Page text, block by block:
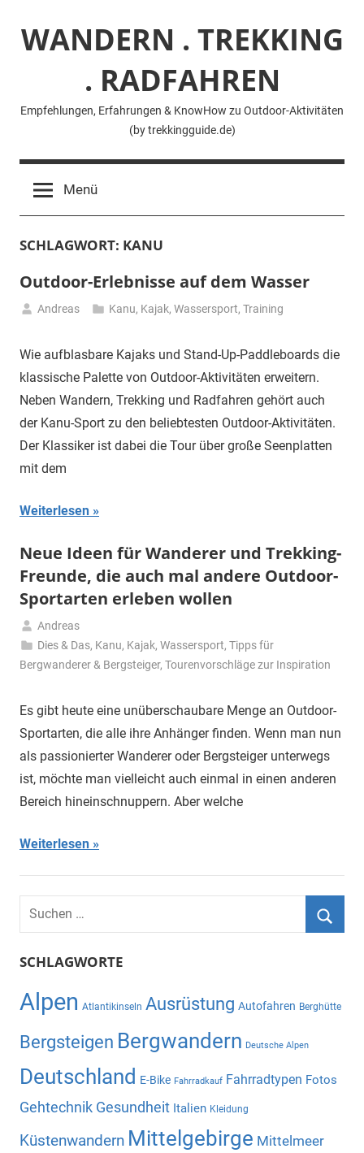
Inhalt
springenWANDERN . TREKKING
. RADFAHREN
Empfehlungen, Erfahrungen & KnowHow zu Outdoor-Aktivitäten
(by trekkingguide.de)
Menü
SCHLAGWORT: KANU
Outdoor-Erlebnisse auf dem Wasser
November
Andreas Kanu, Kajak, Wassersport,Training
Wie aufblasbare Kajaks und Stand-Up-Paddleboards die
klassische Palette von Outdoor-Aktivitäten erweitern.
Neben Wandern, Trekking und Radfahren gehört auch
der Kanu-Sport zu den beliebtesten Outdoor-Aktivitäten.
Der Klassiker ist dabei die Tour über große Seenplatten
mit dem
Weiterlesen
Neue Ideen für Wanderer und Trekking-
Freunde, die auch mal andere Outdoor-
Sportarten erleben wollen
24.
Januar
Andreas
Dies & Das, Kanu, Kajak, Wassersport,Tipps für
Bergwanderer & Bergsteiger, Tourenvorschläge zur Inspiration
Es gibt heute eine unüberschaubare Menge an Outdoor-
Sportarten, die alle ihre Anhänger finden. Wenn man nun
als passionierter Wanderer oder Bergsteiger unterwegs
ist, möchte man vielleicht auch einmal in einen anderen
Bereich hineinschnuppern. Aber welche
Weiterlesen
Suchen
nach:
SCHLAGWORTE
Alpen Atlantikinseln Ausrüstung Autofahren Berghütte
Bergsteigen Bergwandern Deutsche Alpen
Deutschland E-Bike Fahrradkauf Fahrradtypen Fotos
Gehtechnik Gesundheit Italien Kleidung
Küstenwandern Mittelgebirge Mittelmeer